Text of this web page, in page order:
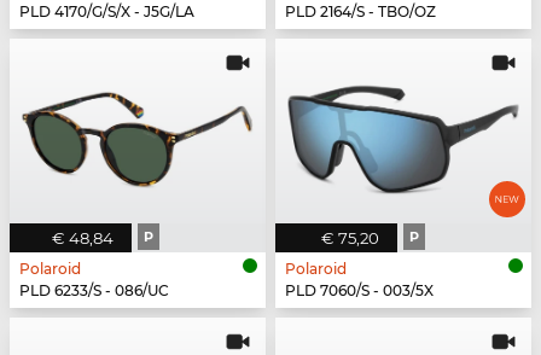
PLD 4170/G/S/X - J5G/LA
PLD 2164/S - TBO/OZ
€ 48,84 P
Polaroid
PLD 6233/S - 086/UC
€ 75,20 P
Polaroid
PLD 7060/S - 003/5X